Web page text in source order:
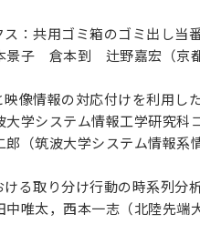
：共用ゴミ箱のゴミ出し当
子 倉本到 辻野嘉宏（京都
像情報の対応付けを利用し
学システム情報工学研究科
（筑波大学システム情報系
る取り分け行動の時系列分
唯太，西本一志（北陸先端大